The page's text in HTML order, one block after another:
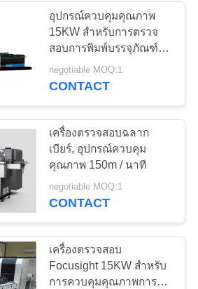
อุปกรณ์ควบคุมคุณภาพ
15KW สำหรับการตรวจ
สอบการพิมพ์บรรจุภัณฑ์
สินค้าที่เคลื่อนย้ายเร็ว
negotiable MOQ:1
CONTACT
เครื่องตรวจสอบฉลาก
เบียร์, อุปกรณ์ควบคุม
คุณภาพ 150m / นาที
negotiable MOQ:1
CONTACT
เครื่องตรวจสอบ
Focusight 15KW สำหรับ
การควบคุมคุณภาพการ